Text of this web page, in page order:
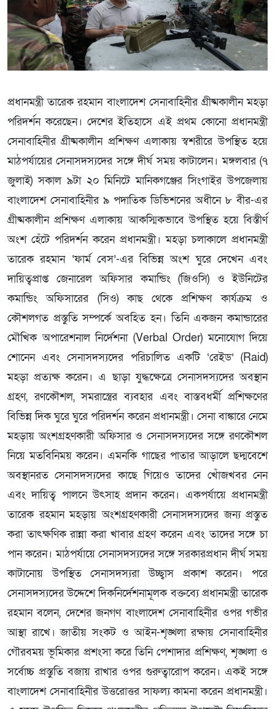
প্রধানমন্ত্রী তারেক রহমান বাংলাদেশ সেনাবাহিনীর গ্রীষ্মকালীন মহড়া
পরিদর্শন করেছেন। দেশের ইতিহাসে এই প্রথম কোনো প্রধানমন্ত্রী
সেনাবাহিনীর গ্রীষ্মকালীন প্রশিক্ষণ এলাকায় স্বশরীরে উপস্থিত হয়ে
মাঠপর্যায়ের সেনাসদস্যদের সঙ্গে দীর্ঘ সময় কাটালেন। মঙ্গলবার (৭
জুলাই) সকাল ৯টা ২০ মিনিটে মানিকগঞ্জের সিংগাইর উপজেলায়
বাংলাদেশ সেনাবাহিনীর ৯ পদাতিক ডিভিশনের অধীনে ৮ বীর-এর
গ্রীষ্মকালীন প্রশিক্ষণ এলাকায় আকস্মিকভাবে উপস্থিত হয়ে বিস্তীর্ণ
অংশ হেঁটে পরিদর্শন করেন প্রধানমন্ত্রী। মহড়া চলাকালে প্রধানমন্ত্রী
তারেক রহমান ‘ফার্ম বেস’-এর বিভিন্ন অংশ ঘুরে দেখেন এবং
দায়িত্বপ্রাপ্ত জেনারেল অফিসার কমান্ডিং (জিওসি) ও ইউনিটের
কমান্ডিং অফিসারের (সিও) কাছ থেকে প্রশিক্ষণ কার্যক্রম ও
কৌশলগত প্রস্তুতি সম্পর্কে অবহিত হন। তিনি একজন কমান্ডারের
মৌখিক অপারেশনাল নির্দেশনা (Verbal Order) মনোযোগ দিয়ে
শোনেন এবং সেনাসদস্যদের পরিচালিত একটি ‘রেইড’ (Raid)
মহড়া প্রত্যক্ষ করেন। এ ছাড়া যুদ্ধক্ষেত্রে সেনাসদস্যদের অবস্থান
গ্রহণ, রণকৌশল, সমরাস্ত্রের ব্যবহার এবং বাস্তবধর্মী প্রশিক্ষণের
বিভিন্ন দিক ঘুরে ঘুরে পরিদর্শন করেন প্রধানমন্ত্রী। সেনা বাঙ্কারে নেমে
মহড়ায় অংশগ্রহণকারী অফিসার ও সেনাসদস্যদের সঙ্গে রণকৌশল
নিয়ে মতবিনিময় করেন। এমনকি গাছের পাতার আড়ালে ছদ্মবেশে
অবস্থানরত সেনাসদস্যদের কাছে গিয়েও তাদের খোঁজখবর নেন
এবং দায়িত্ব পালনে উৎসাহ প্রদান করেন। একপর্যায়ে প্রধানমন্ত্রী
তারেক রহমান মহড়ায় অংশগ্রহণকারী সেনাসদস্যদের জন্য প্রস্তুত
করা তাৎক্ষণিক রান্না করা খাবার গ্রহণ করেন এবং তাদের সঙ্গে চা
পান করেন। মাঠপর্যায়ে সেনাসদস্যদের সঙ্গে সরকারপ্রধান দীর্ঘ সময়
কাটানোয় উপস্থিত সেনাসদস্যরা উচ্ছ্বাস প্রকাশ করেন। পরে
সেনাসদস্যদের উদ্দেশে দিকনির্দেশনামূলক বক্তব্যে প্রধানমন্ত্রী তারেক
রহমান বলেন, দেশের জনগণ বাংলাদেশ সেনাবাহিনীর ওপর গভীর
আস্থা রাখে। জাতীয় সংকট ও আইন-শৃঙ্খলা রক্ষায় সেনাবাহিনীর
গৌরবময় ভূমিকার প্রশংসা করে তিনি পেশাদার প্রশিক্ষণ, শৃঙ্খলা ও
সর্বোচ্চ প্রস্তুতি বজায় রাখার ওপর গুরুত্বারোপ করেন। একই সঙ্গে
বাংলাদেশ সেনাবাহিনীর উত্তরোত্তর সাফল্য কামনা করেন প্রধানমন্ত্রী।